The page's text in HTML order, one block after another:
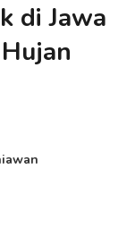
di Jawa